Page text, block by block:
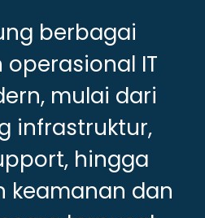
berbagai
IT
mulai dari
infrastruktur,
hingga
keamanan dan